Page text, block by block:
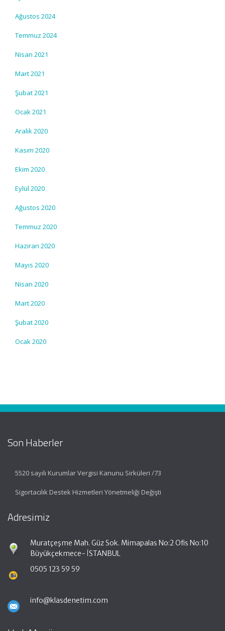
Ağustos 2024
Temmuz 2024
Nisan 2021
Mart 2021
Şubat 2021
Ocak 2021
Aralık 2020
Kasım 2020
Ekim 2020
Eylül 2020
Ağustos 2020
Temmuz 2020
Haziran 2020
Mayıs 2020
Nisan 2020
Mart 2020
Şubat 2020
Ocak 2020
Son Haberler
5520 sayılı Kurumlar Vergisi Kanunu Sirküleri /73
Sigortacılık Destek Hizmetleri Yönetmeliği Değişti
Adresimiz
Muratçeşme Mah. Güz Sok. Mimapalas No:2 Ofis No:10
Büyükçekmece- İSTANBUL
0505 123 59 59
info@klasdenetim.com